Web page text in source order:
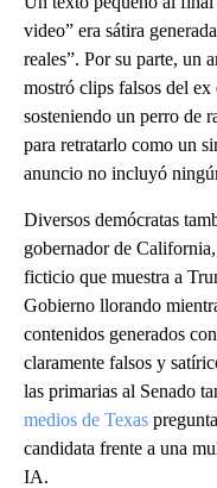
video” era sátira
reales”. Por su parte, un
mostró clips falsos del
sosteniendo un perro de
para retratarlo como un
anuncio no incluyó
Diversos demócratas
gobernador de
ficticio que muestra a
Gobierno llorando
contenidos generados
claramente falsos y
las primarias al Senado
medios de Texas
candidata frente a una
IA.